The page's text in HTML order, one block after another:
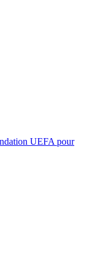
UEFA pour